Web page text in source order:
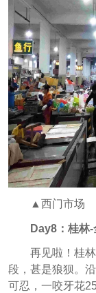
▲西门市场
Day8：桂林
再见啦！桂
段，甚是狼狈。
可忍，一咬牙花